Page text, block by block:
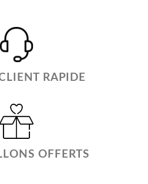
RAPIDE
OFFERTS